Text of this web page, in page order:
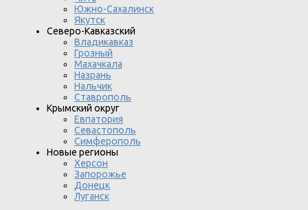
Южно-Сахалинск
Якутск
Северо-Кавказский
Владикавказ
Грозный
Махачкала
Назрань
Нальчик
Ставрополь
Крымский округ
Евпатория
Севастополь
Симферополь
Новые регионы
Херсон
Запорожье
Донецк
Луганск